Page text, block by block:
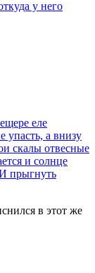
у него
еле
упасть, а внизу
скалы отвесные
и солнце
прыгнуть
в этот же